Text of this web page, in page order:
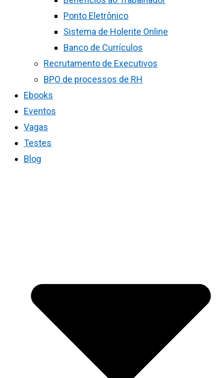
Ponto Eletrônico
Sistema de Holerite Online
Banco de Currículos
Recrutamento de Executivos
BPO de processos de RH
Ebooks
Eventos
Vagas
Testes
Blog